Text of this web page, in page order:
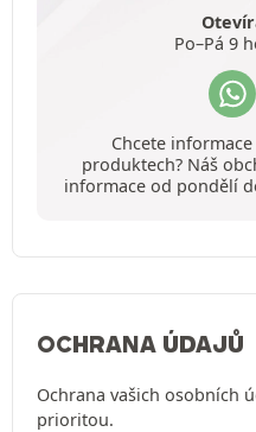
Po–Pá 9
Chcete
produktech? Náš
informace od pondělí
OCHRANA ÚDAJŮ
Ochrana vašich osobních
prioritou.